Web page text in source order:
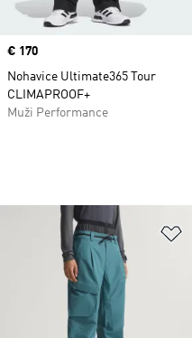
Price
€ 170
Nohavice Ultimate365 Tour
CLIMAPROOF+
Muži Performance